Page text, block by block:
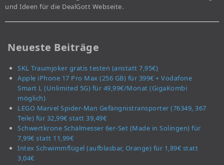
und Ideen für die DealGott Webseite.
Neueste Beiträge
SKL Traumjoker gratis testen (anstatt 7,95€)
Apple iPhone 17 Pro Max (256 GB) für 399€ + Vodafone
Smart L (Unlimited 5G) für 49,99€/Monat (GigaKombi
möglich)
LEGO Marvel Spider-Man Gefängnistransporter (76349, 367
Teile) für 32,99€ statt 39,49€
Schwertkrone Schälmesser 6er-Set (Made in Solingen) für
7,99€ statt 11,99€
Intex Schwimmflügel (aufblasbar, Orange) für 1,89€ statt
3,04€